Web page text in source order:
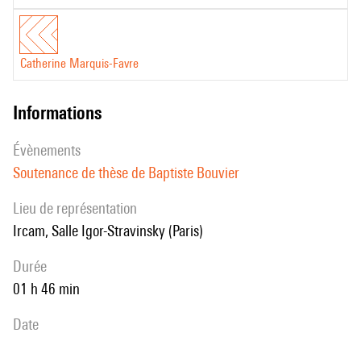
Catherine Marquis-Favre
informations
évènements
Soutenance de thèse de Baptiste Bouvier
Lieu de représentation
Ircam, Salle Igor-Stravinsky (Paris)
durée
01 h 46 min
date